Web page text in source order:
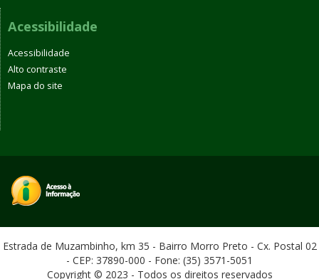
Acessibilidade
Acessibilidade
Alto contraste
Mapa do site
Estrada de Muzambinho, km 35 - Bairro Morro Preto - Cx. Postal 02
- CEP: 37890-000 - Fone: (35) 3571-5051
Copyright © 2023 - Todos os direitos reservados